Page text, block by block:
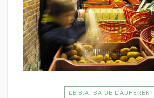
LE B.A. BA DE L'ADHÉRENT